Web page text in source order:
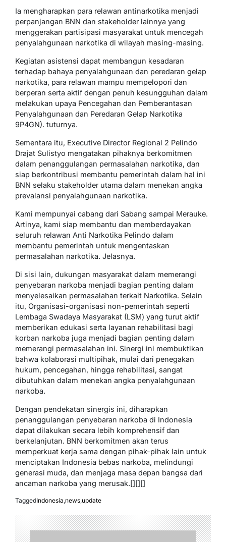
Ia mengharapkan para relawan antinarkotika menjadi
perpanjangan BNN dan stakeholder lainnya yang
menggerakan partisipasi masyarakat untuk mencegah
penyalahgunaan narkotika di wilayah masing-masing.
Kegiatan asistensi dapat membangun kesadaran
terhadap bahaya penyalahgunaan dan peredaran gelap
narkotika, para relawan mampu mempelopori dan
berperan serta aktif dengan penuh kesungguhan dalam
melakukan upaya Pencegahan dan Pemberantasan
Penyalahgunaan dan Peredaran Gelap Narkotika
9P4GN). tuturnya.
Sementara itu, Executive Director Regional 2 Pelindo
Drajat Sulistyo mengatakan pihaknya berkomitmen
dalam penanggulangan permasalahan narkotika, dan
siap berkontribusi membantu pemerintah dalam hal ini
BNN selaku stakeholder utama dalam menekan angka
prevalansi penyalahgunaan narkotika.
Kami mempunyai cabang dari Sabang sampai Merauke.
Artinya, kami siap membantu dan memberdayakan
seluruh relawan Anti Narkotika Pelindo dalam
membantu pemerintah untuk mengentaskan
permasalahan narkotika. Jelasnya.
Di sisi lain, dukungan masyarakat dalam memerangi
penyebaran narkoba menjadi bagian penting dalam
menyelesaikan permasalahan terkait Narkotika. Selain
itu, Organisasi-organisasi non-pemerintah seperti
Lembaga Swadaya Masyarakat (LSM) yang turut aktif
memberikan edukasi serta layanan rehabilitasi bagi
korban narkoba juga menjadi bagian penting dalam
memerangi permasalahan ini. Sinergi ini membuktikan
bahwa kolaborasi multipihak, mulai dari penegakan
hukum, pencegahan, hingga rehabilitasi, sangat
dibutuhkan dalam menekan angka penyalahgunaan
narkoba.
Dengan pendekatan sinergis ini, diharapkan
penanggulangan penyebaran narkoba di Indonesia
dapat dilakukan secara lebih komprehensif dan
berkelanjutan. BNN berkomitmen akan terus
memperkuat kerja sama dengan pihak-pihak lain untuk
menciptakan Indonesia bebas narkoba, melindungi
generasi muda, dan menjaga masa depan bangsa dari
ancaman narkoba yang merusak.[][][]
TaggedIndonesia,news,update